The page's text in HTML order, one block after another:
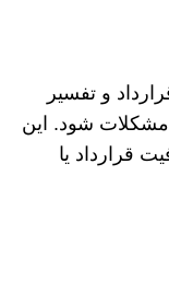
و تفسیر
مشکلات شود. این
قرارداد یا